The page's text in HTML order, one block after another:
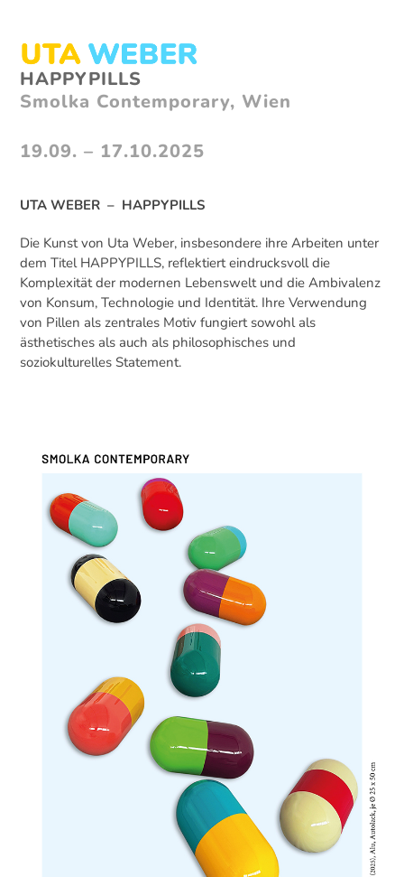
contentOpen
mobile
menu
Close
mobile
menu
HAPPYPILLS
Smolka Contemporary, Wien
19.09. – 17.10.2025
UTA WEBER – HAPPYPILLS
Die Kunst von Uta Weber, insbesondere ihre Arbeiten unter
dem Titel HAPPYPILLS, reflektiert eindrucksvoll die
Komplexität der modernen Lebenswelt und die Ambivalenz
von Konsum, Technologie und Identität. Ihre Verwendung
von Pillen als zentrales Motiv fungiert sowohl als
ästhetisches als auch als philosophisches und
soziokulturelles Statement.